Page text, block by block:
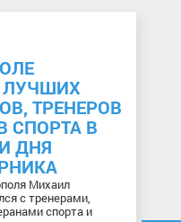
ЛУЧШИХ
ТРЕНЕРОВ
СПОРТА В
ДНЯ
Михаил
с тренерами,
спорта и